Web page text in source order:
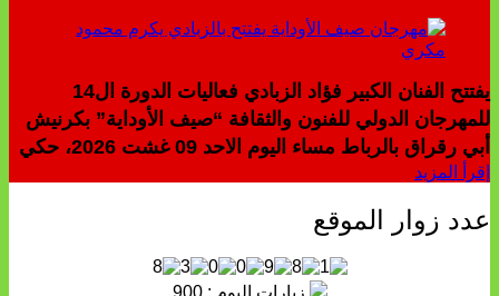
يفتتح الفنان الكبير فؤاد الزبادي فعاليات الدورة ال14
للمهرجان الدولي للفنون والثقافة “صيف الأوداية” بكرنيش
أبي رقراق بالرباط مساء اليوم الاحد 09 غشت 2026، حكي
إقرأ المزيد
عدد زوار الموقع